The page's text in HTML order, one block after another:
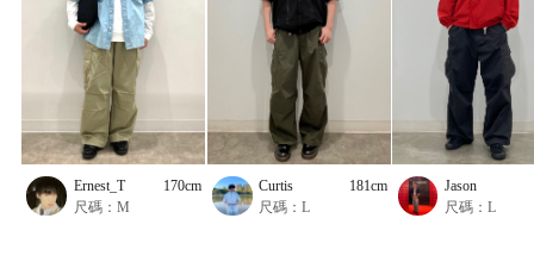
Ernest_T
170cm
尺碼：M
Curtis
181cm
尺碼：L
Jason
尺碼：L